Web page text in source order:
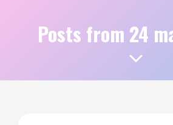
Posts from 24